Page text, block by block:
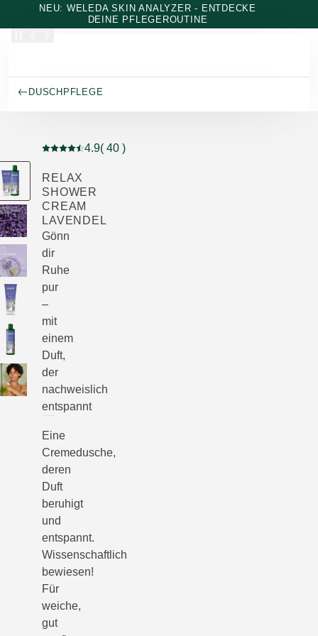
Zum Hauptinhalt wechseln
NEU: WELEDA SKIN ANALYZER - ENTDECKE
DEINE PFLEGEROUTINE
DUSCHPFLEGE
Aktuelle Bewertung: 4.9 von 5 Sternen bewertet von
4.9( 40 )
RELAX
SHOWER
CREAM
LAVENDEL
Gönn
dir
Ruhe
pur
–
mit
einem
Duft,
der
nachweislich
entspannt
Eine
Cremedusche,
deren
Duft
beruhigt
und
entspannt.
Wissenschaftlich
bewiesen!
Für
weiche,
gut